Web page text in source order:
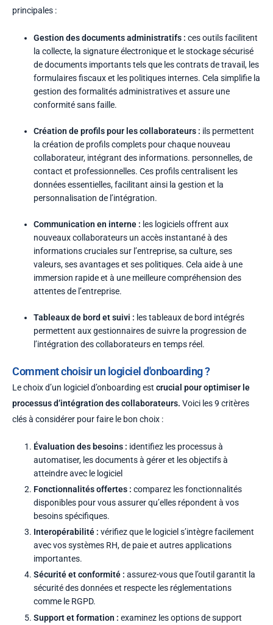
principales :
Gestion des documents administratifs : ces outils facilitent
la collecte, la signature électronique et le stockage sécurisé
de documents importants tels que les contrats de travail, les
formulaires fiscaux et les politiques internes. Cela simplifie la
gestion des formalités administratives et assure une
conformité sans faille.
Création de profils pour les collaborateurs : ils permettent
la création de profils complets pour chaque nouveau
collaborateur, intégrant des informations. personnelles, de
contact et professionnelles. Ces profils centralisent les
données essentielles, facilitant ainsi la gestion et la
personnalisation de l’intégration.
Communication en interne : les logiciels offrent aux
nouveaux collaborateurs un accès instantané à des
informations cruciales sur l’entreprise, sa culture, ses
valeurs, ses avantages et ses politiques. Cela aide à une
immersion rapide et à une meilleure compréhension des
attentes de l’entreprise.
Tableaux de bord et suivi : les tableaux de bord intégrés
permettent aux gestionnaires de suivre la progression de
l’intégration des collaborateurs en temps réel.
Comment choisir un logiciel d'onboarding ?
Le choix d’un logiciel d’onboarding est crucial pour optimiser le
processus d’intégration des collaborateurs. Voici les 9 critères
clés à considérer pour faire le bon choix :
Évaluation des besoins : identifiez les processus à
automatiser, les documents à gérer et les objectifs à
atteindre avec le logiciel
Fonctionnalités offertes : comparez les fonctionnalités
disponibles pour vous assurer qu’elles répondent à vos
besoins spécifiques.
Interopérabilité : vérifiez que le logiciel s’intègre facilement
avec vos systèmes RH, de paie et autres applications
importantes.
Sécurité et conformité : assurez-vous que l’outil garantit la
sécurité des données et respecte les réglementations
comme le RGPD.
Support et formation : examinez les options de support